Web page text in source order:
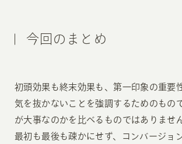
今回のまとめ
初頭効果も終末効果も、第一印象の重要
気を抜かないことを強調するためのもの
が大事なのかを比べるものではありませ
最初も最後も疎かにせず、コンバージョ